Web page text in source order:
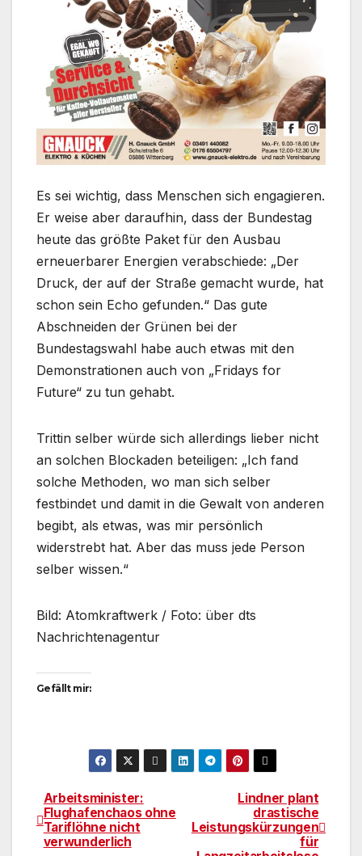
Es sei wichtig, dass Menschen sich engagieren.
Er weise aber daraufhin, dass der Bundestag
heute das größte Paket für den Ausbau
erneuerbarer Energien verabschiede: „Der
Druck, der auf der Straße gemacht wurde, hat
schon sein Echo gefunden.“ Das gute
Abschneiden der Grünen bei der
Bundestagswahl habe auch etwas mit den
Demonstrationen auch von „Fridays for
Future“ zu tun gehabt.
Trittin selber würde sich allerdings lieber nicht
an solchen Blockaden beteiligen: „Ich fand
solche Methoden, wo man sich selber
festbindet und damit in die Gewalt von anderen
begibt, als etwas, was mir persönlich
widerstrebt hat. Aber das muss jede Person
selber wissen.“
Bild: Atomkraftwerk / Foto: über dts
Nachrichtenagentur
Gefällt mir:
BeitragsnavigationLindner plant
drastische
Leistungskürzungen
für
Arbeitsminister:
Flughafenchaos ohne
Tariflöhne nicht
verwunderlich